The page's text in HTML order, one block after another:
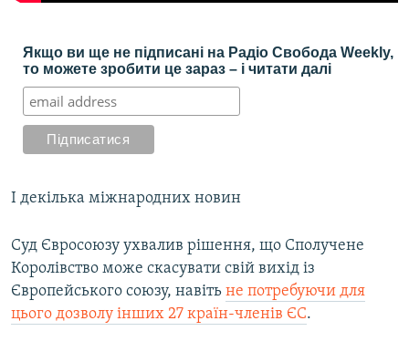
Якщо ви ще не підписані на Радіо Свобода Weekly,
то можете зробити це зараз – і читати далі
​І декілька міжнародних новин
Суд Євросоюзу ухвалив рішення, що Сполучене
Королівство може скасувати свій вихід із
Європейського союзу, навіть не потребуючи для
цього дозволу інших 27 країн-членів ЄС. ​